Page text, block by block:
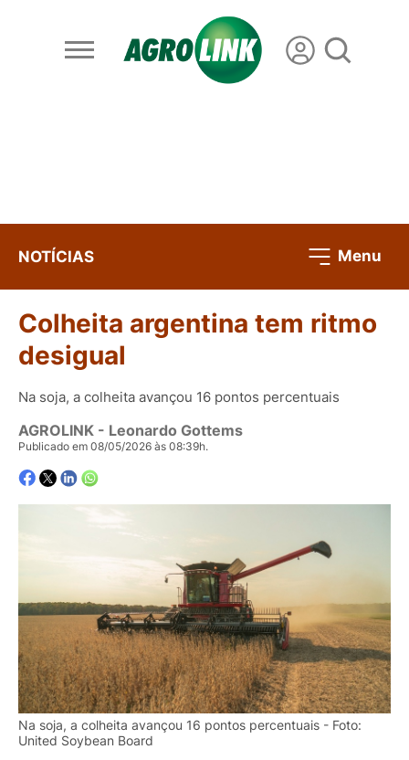
NOTÍCIAS Menu
Colheita argentina tem ritmo
desigual
Na soja, a colheita avançou 16 pontos percentuais
AGROLINK - Leonardo Gottems
Publicado em 08/05/2026 às 08:39h.
Na soja, a colheita avançou 16 pontos percentuais - Foto:
United Soybean Board